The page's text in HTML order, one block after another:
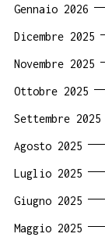
Gennaio 2026
Dicembre 2025
Novembre 2025
Ottobre 2025
Settembre 2025
Agosto 2025
Luglio 2025
Giugno 2025
Maggio 2025